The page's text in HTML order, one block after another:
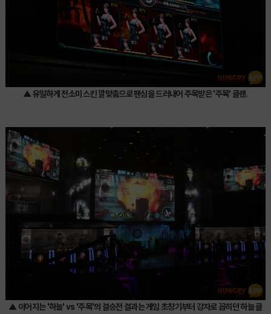
▲ 유일하게 전소미 스킨 깔맞춤으로 팬심을 드러내어 주목받은 '주목' 클랜.
▲ 이어지는 '하늘' vs '주목'의 결승전 결과는 게임 초창기부터 강자로 꼽히던 하늘 클